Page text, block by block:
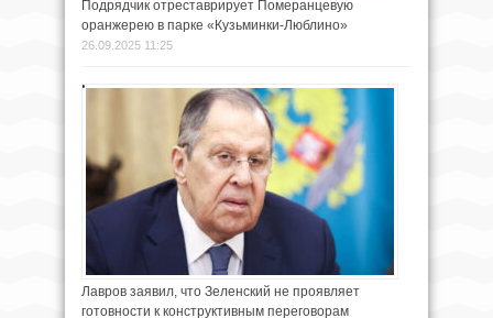
Подрядчик отреставрирует Померанцевую
оранжерею в парке «Кузьминки-Люблино»
26.09.2025 11:25
Лавров заявил, что Зеленский не проявляет
готовности к конструктивным переговорам